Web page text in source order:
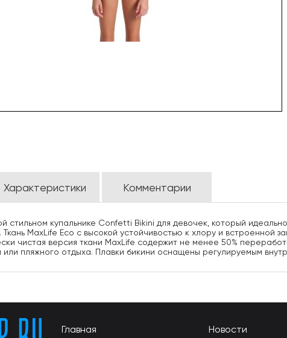
Характеристики Комментарии
стильном купальнике Confetti Bikini для девочек, который
MaxLife Eco с высокой устойчивостью к хлору и встроенной
чистая версия ткани MaxLife содержит не менее 50%
или пляжного отдыха. Плавки бикини оснащены регулируемым
Главная Новости